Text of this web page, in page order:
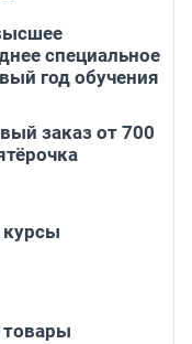
специальное
год обучения
заказ от 700
курсы
товары